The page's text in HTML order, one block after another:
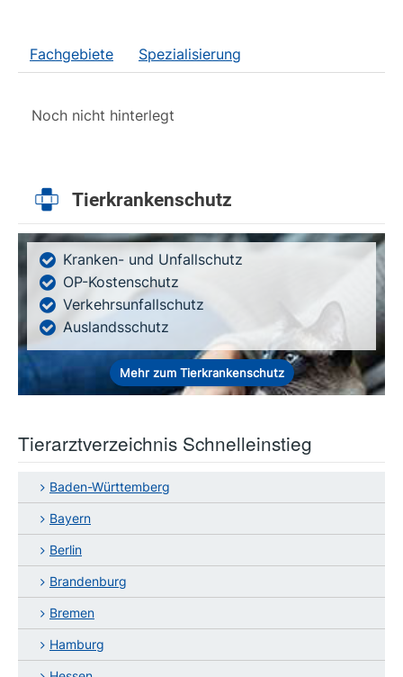
Fachgebiete Spezialisierung
Noch nicht hinterlegt
Tierkrankenschutz
Kranken- und Unfallschutz
OP-Kostenschutz
Verkehrsunfallschutz
Auslandsschutz
Mehr zum Tierkrankenschutz
Tierarztverzeichnis Schnelleinstieg
Baden-Württemberg
Bayern
Berlin
Brandenburg
Bremen
Hamburg